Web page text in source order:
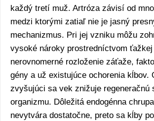
každý tretí muž. Artróza závisí od
medzi ktorými zatiaľ nie je jasný
mechanizmus. Pri jej vzniku môžu
vysoké nároky prostredníctvom
nerovnomerné rozloženie záťaže,
gény a už existujúce ochorenia kĺbov.
zvyšujúci sa vek znižuje regeneračnú
organizmu. Dôležitá endogénna
nevytvára dostatočne, preto sa kĺby